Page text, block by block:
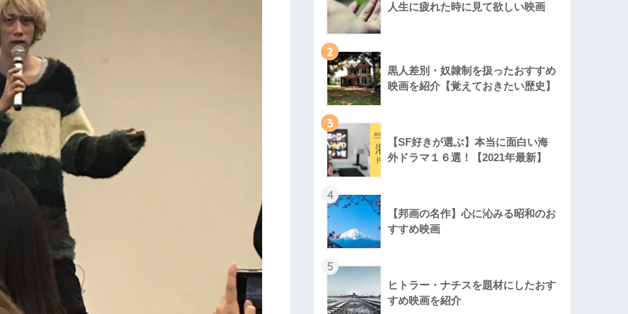
人生に疲れた時に見て欲しい映画
2
黒人差別・奴隷制を扱ったおすすめ
映画を紹介【覚えておきたい歴史】
3
【SF好きが選ぶ】本当に面白い海
外ドラマ１６選！【2021年最新】
4
【邦画の名作】心に沁みる昭和のお
すすめ映画
5
ヒトラー・ナチスを題材にしたおす
すめ映画を紹介